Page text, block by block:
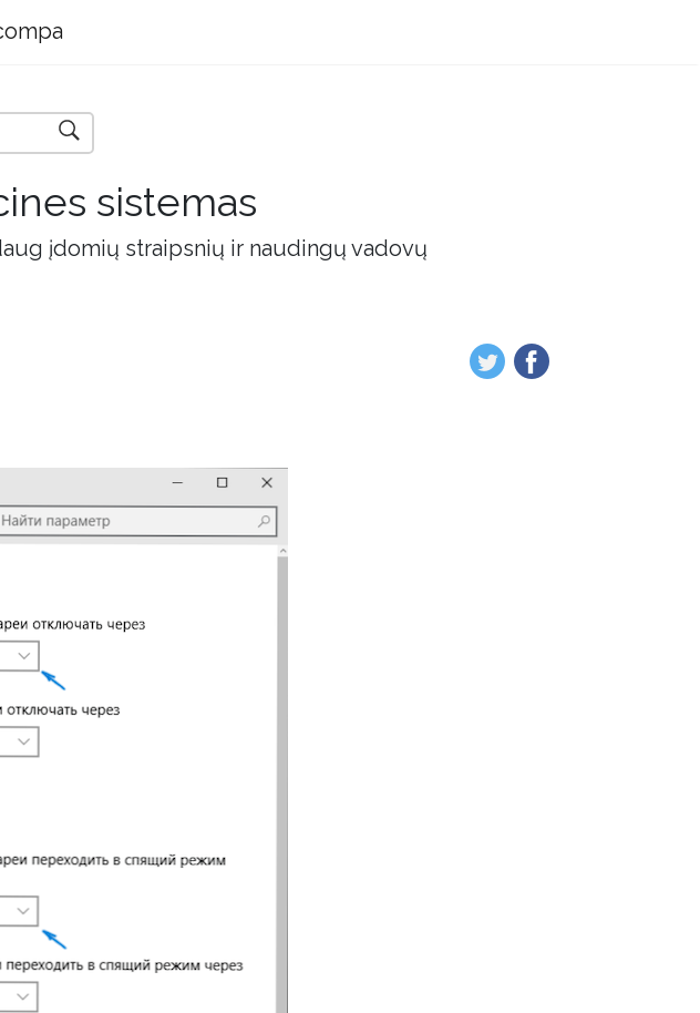
sistemas
įdomių straipsnių ir naudingų vadovų